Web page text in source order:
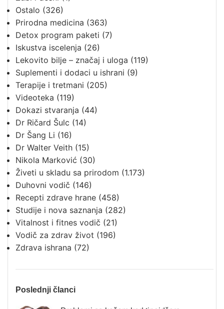
Ostalo (326)
Prirodna medicina (363)
Detox program paketi (7)
Iskustva iscelenja (26)
Lekovito bilje – značaj i uloga (119)
Suplementi i dodaci u ishrani (9)
Terapije i tretmani (205)
Videoteka (119)
Dokazi stvaranja (44)
Dr Ričard Šulc (14)
Dr Šang Li (16)
Dr Walter Veith (15)
Nikola Marković (30)
Živeti u skladu sa prirodom (1.173)
Duhovni vodič (146)
Recepti zdrave hrane (458)
Studije i nova saznanja (282)
Vitalnost i fitnes vodič (21)
Vodič za zdrav život (196)
Zdrava ishrana (72)
Poslednji članci